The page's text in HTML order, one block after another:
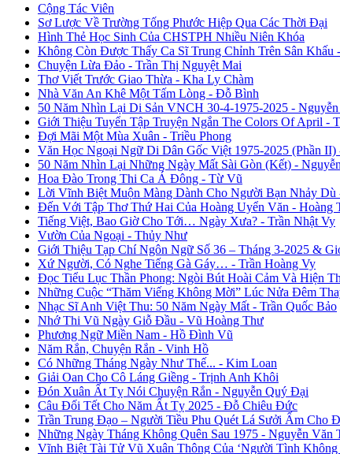
Cộng Tác Viên
Sơ Lược Về Trường Tống Phước Hiệp Qua Các Thời Đại
Hình Thẻ Học Sinh Của CHSTPH Nhiều Niên Khóa
Không Còn Được Thấy Ca Sĩ Trung Chỉnh Trên Sân Khấu
Chuyện Lừa Đảo - Trần Thị Nguyệt Mai
Thơ Viết Trước Giao Thừa - Kha Ly Chàm
Nhà Văn An Khê Một Tấm Lòng - Đỗ Bình
50 Năm Nhìn Lại Di Sản VNCH 30-4-1975-2025 -
Giới Thiệu Tuyển Tập Truyện Ngắn The Colors Of April -
Đợi Mãi Một Mùa Xuân - Triều Phong
Văn Học Ngoại Ngữ Di Dân Gốc Việt 1975-2025 (Phần II)
50 Năm Nhìn Lại Những Ngày Mất Sài Gòn (Kết) -
Hoa Đào Trong Thi Ca Á Đông - Từ Vũ
Lời Vĩnh Biệt Muộn Màng Dành Cho Người Bạn Nhảy Dù
Đến Với Tập Thơ Thứ Hai Của Hoàng Uyển Văn - Hoàng
Tiếng Việt, Bao Giờ Cho Tới… Ngày Xưa? - Trần Nhật Vy
Vườn Của Ngoại - Thủy Như
Giới Thiệu Tạp Chí Ngôn Ngữ Số 36 – Tháng 3-2025 &
Xứ Người, Có Nghe Tiếng Gà Gáy… - Trần Hoàng Vy
Đọc Tiểu Lục Thần Phong: Ngòi Bút Hoài Cảm Và Hiện
Những Cuộc “Thăm Viếng Không Mời” Lúc Nửa Đêm
Nhạc Sĩ Anh Việt Thu: 50 Năm Ngày Mất - Trần Quốc Bảo
Nhớ Thi Vũ Ngày Giỗ Đầu - Vũ Hoàng Thư
Phương Ngữ Miền Nam - Hồ Đình Vũ
Năm Rắn, Chuyện Rắn - Vinh Hồ
Có Những Tháng Ngày Như Thế... - Kim Loan
Giải Oan Cho Cô Láng Giềng - Trịnh Anh Khôi
Đón Xuân Ất Tỵ Nói Chuyện Rắn - Nguyễn Quý Đại
Câu Đối Tết Cho Năm Ất Tỵ 2025 - Đỗ Chiêu Đức
Trần Trung Đạo – Người Tiều Phu Quét Lá Sưởi Ấm Cho
Những Ngày Tháng Không Quên Sau 1975 - Nguyễn Văn
Vĩnh Biệt Tài Tử Vũ Xuân Thông Của ‘Người Tình Không